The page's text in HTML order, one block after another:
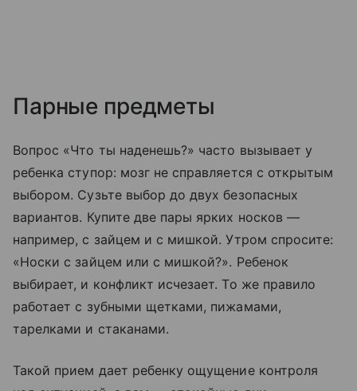
Парные предметы
Вопрос «Что ты наденешь?» часто вызывает у
ребенка ступор: мозг не справляется с открытым
выбором. Сузьте выбор до двух безопасных
вариантов. Купите две пары ярких носков —
например, с зайцем и с мишкой. Утром спросите:
«Носки с зайцем или с мишкой?». Ребенок
выбирает, и конфликт исчезает. То же правило
работает с зубными щетками, пижамами,
тарелками и стаканами.
Такой прием дает ребенку ощущение контроля